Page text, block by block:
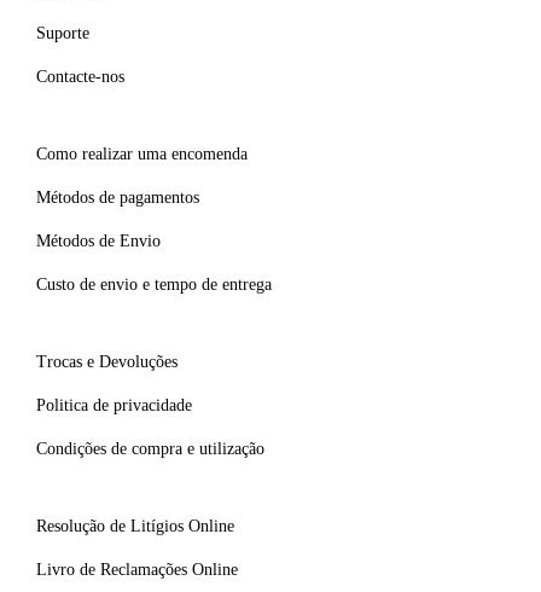
Suporte
Contacte-nos
Como realizar uma encomenda
Métodos de pagamentos
Métodos de Envio
Custo de envio e tempo de entrega
Trocas e Devoluções
Politica de privacidade
Condições de compra e utilização
Resolução de Litígios Online
Livro de Reclamações Online